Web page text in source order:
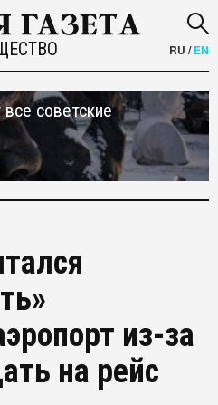
RU /EN
советские
из-за
на рейс